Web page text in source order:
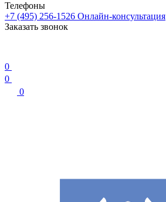
Телефоны
+7 (495) 256-1526 Онлайн-консультация
Заказать звонок
0
0
0